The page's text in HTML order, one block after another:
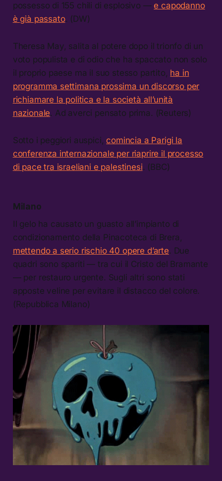
possesso di 155 chili di esplosivo — e capodanno
è già passato. (DW)
Theresa May, salita al potere dopo il trionfo di un
voto populista e di odio che ha spaccato non solo
il proprio paese ma il suo stesso partito, ha in
programma settimana prossima un discorso per
richiamare la politica e la società all’unità
nazionale. Ad averci pensato prima. (Reuters)
Sotto i peggiori auspici, comincia a Parigi la
conferenza internazionale per riaprire il processo
di pace tra israeliani e palestinesi. (BBC)
Milano
Il gelo ha causato un guasto all’impianto di
condizionamento della Pinacoteca di Brera,
mettendo a serio rischio 40 opere d’arte. Due
quadri sono spariti — tra cui il Cristo del Bramante
— per restauro urgente. Sugli altri sono stati
apposte veline per evitare il distacco del colore.
(Repubblica Milano)